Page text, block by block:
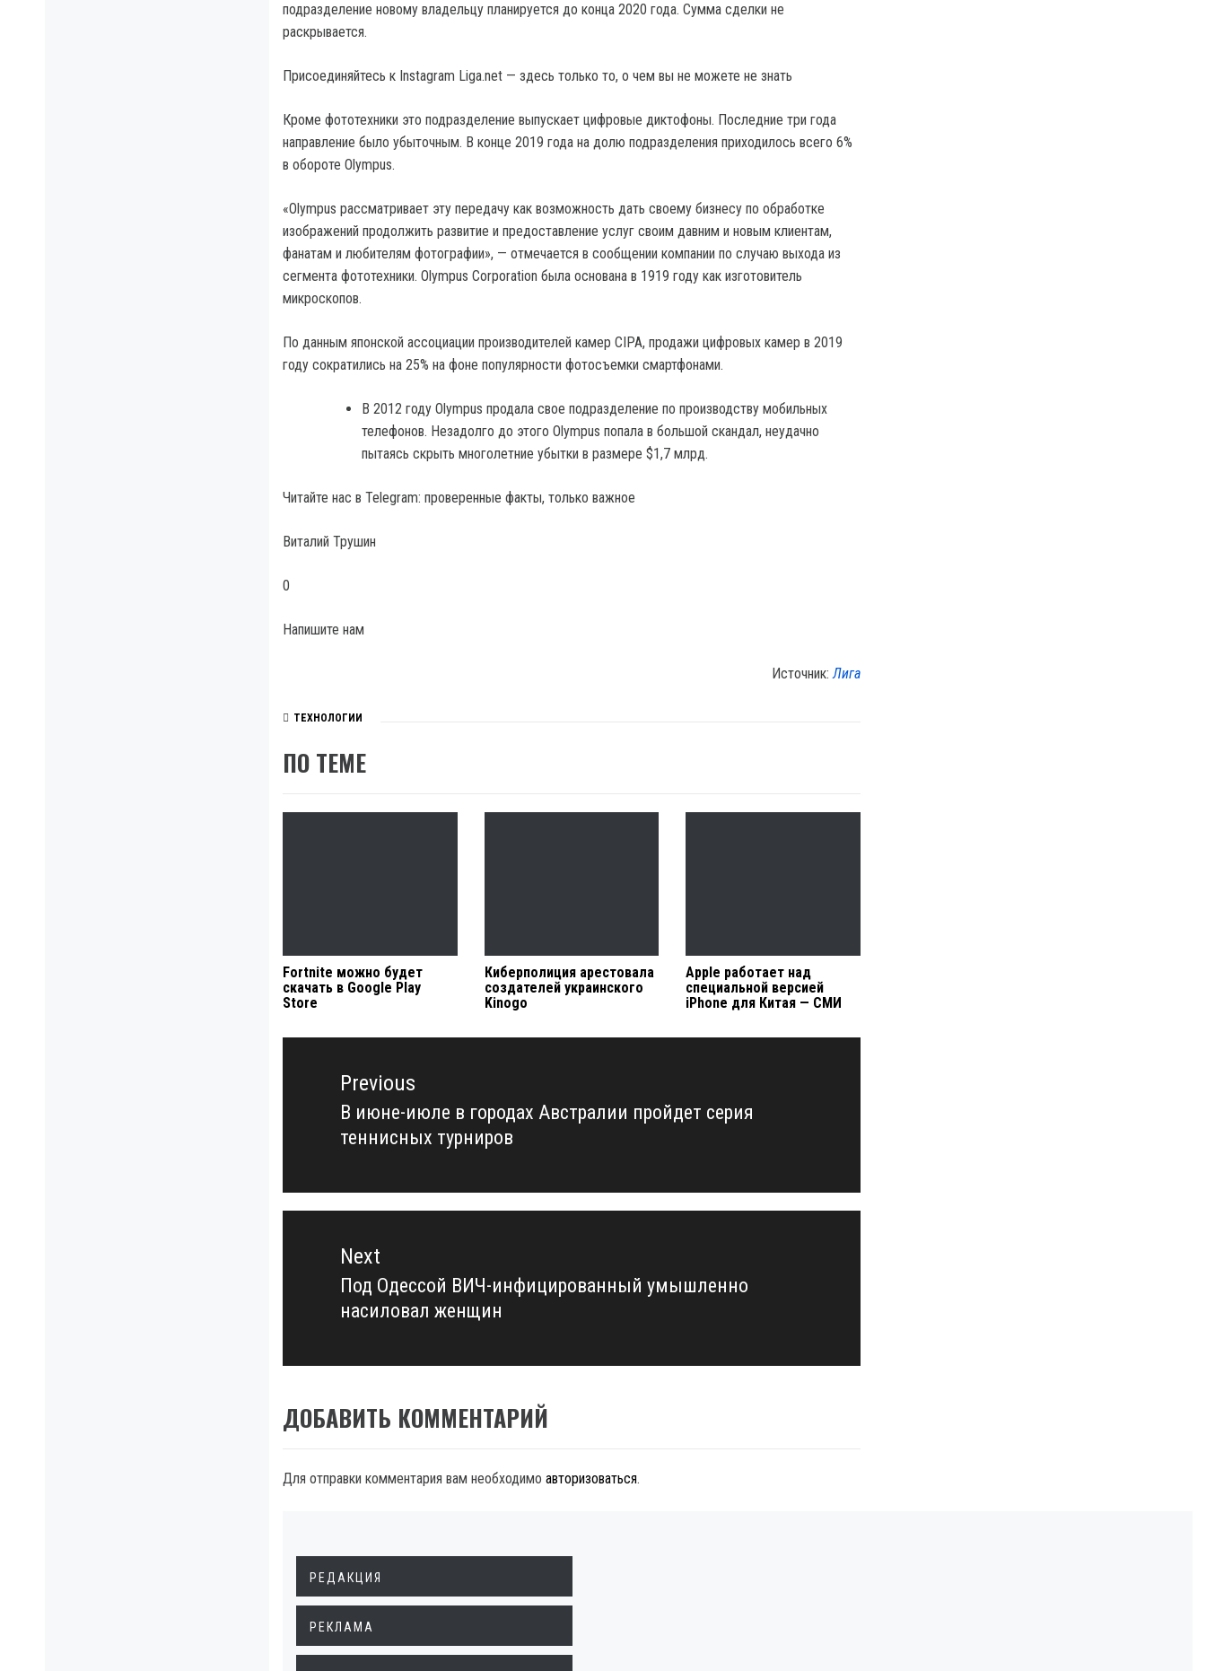
подразделение новому владельцу планируется до конца 2020 года. Сумма сделки не
раскрывается.
Присоединяйтесь к Instagram Liga.net — здесь только то, о чем вы не можете не знать
Кроме фототехники это подразделение выпускает цифровые диктофоны. Последние три года
направление было убыточным. В конце 2019 года на долю подразделения приходилось всего 6%
в обороте Olympus.
«Olympus рассматривает эту передачу как возможность дать своему бизнесу по обработке
изображений продолжить развитие и предоставление услуг своим давним и новым клиентам,
фанатам и любителям фотографии», — отмечается в сообщении компании по случаю выхода из
сегмента фототехники. Olympus Corporation была основана в 1919 году как изготовитель
микроскопов.
По данным японской ассоциации производителей камер CIPA, продажи цифровых камер в 2019
году сократились на 25% на фоне популярности фотосъемки смартфонами.
В 2012 году Olympus продала свое подразделение по производству мобильных
телефонов. Незадолго до этого Olympus попала в большой скандал, неудачно
пытаясь скрыть многолетние убытки в размере $1,7 млрд.
Читайте нас в Telegram: проверенные факты, только важное
Виталий Трушин
0
Напишите нам
Источник:Лига
ТЕХНОЛОГИИ
ПО ТЕМЕ
Fortnite можно будет
скачать в Google Play
Store
Киберполиция арестовала
создателей украинского
Kinogo
Apple работает над
специальной версией
iPhone для Китая — СМИ
Навигация
записямPrevious
Previous
post:
В июне-июле в городах Австралии пройдет серия
теннисных турниров
Next
Next
post:
Под Одессой ВИЧ-инфицированный умышленно
насиловал женщин
ДОБАВИТЬ КОММЕНТАРИЙ
Для отправки комментария вам необходимо авторизоваться.
РЕДАКЦИЯ
РЕКЛАМА